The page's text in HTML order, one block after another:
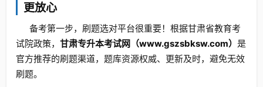
更放心
备考第一步，刷题选对平台很重要！根据甘肃省教育考
试院政策， 甘肃专升本考试网（www.gszsbksw.com） 是
官方推荐的刷题渠道，题库资源权威、更新及时，避免无效
刷题。